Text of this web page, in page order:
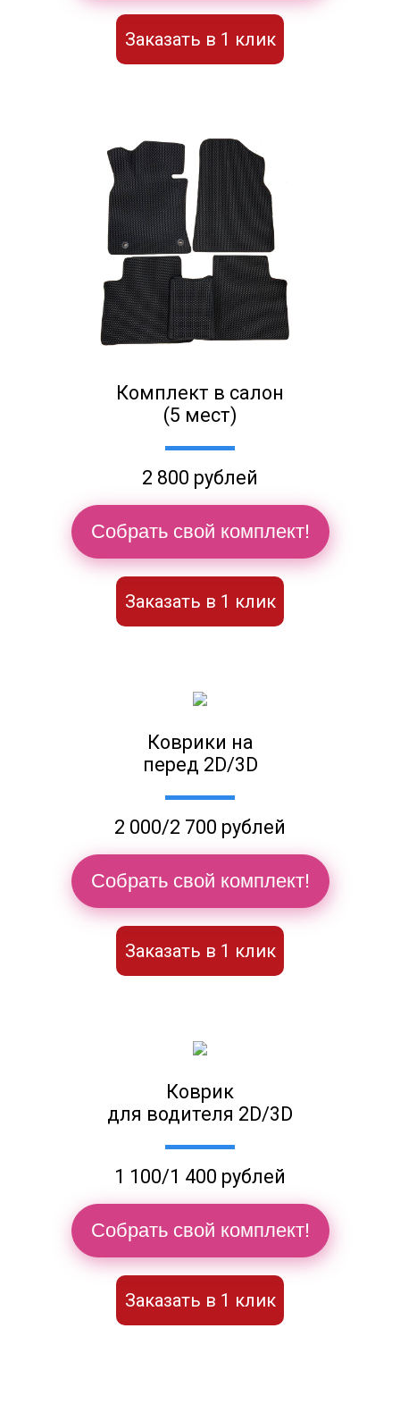
Заказать в 1 клик
Комплект в салон
(5 мест)
2 800 рублей
Собрать свой комплект!
Заказать в 1 клик
Коврики на
перед 2D/3D
2 000/2 700 рублей
Собрать свой комплект!
Заказать в 1 клик
Коврик
для водителя 2D/3D
1 100/1 400 рублей
Собрать свой комплект!
Заказать в 1 клик